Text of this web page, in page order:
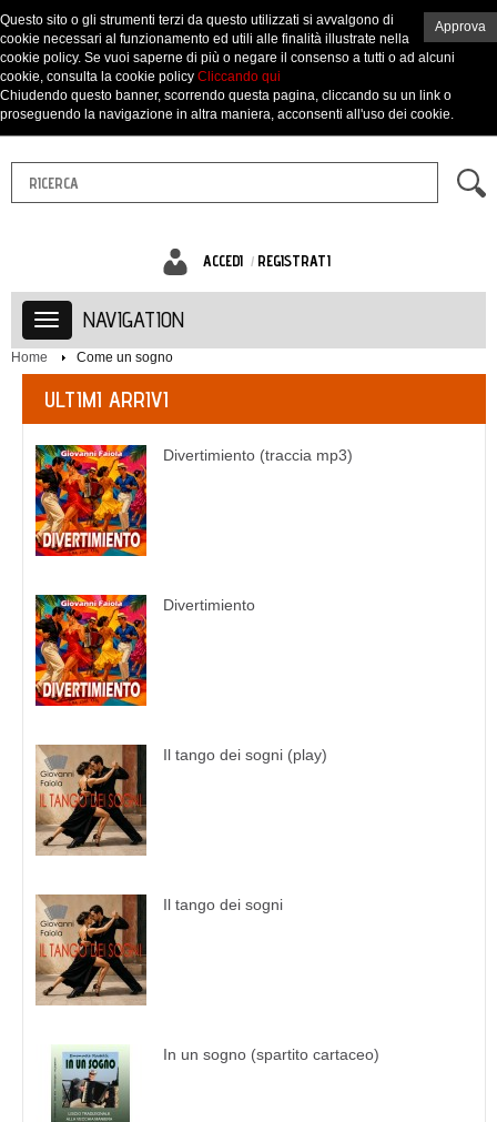
ACCEDI REGISTRATI
NAVIGATION
Home Come un sogno
ULTIMI ARRIVI
Divertimiento (traccia mp3)
Divertimiento
Il tango dei sogni (play)
Il tango dei sogni
In un sogno (spartito cartaceo)
Approva
Questo sito o gli strumenti terzi da questo utilizzati si avvalgono di
cookie necessari al funzionamento ed utili alle finalità illustrate nella
cookie policy. Se vuoi saperne di più o negare il consenso a tutti o ad alcuni
cookie, consulta la cookie policy Cliccando qui
Chiudendo questo banner, scorrendo questa pagina, cliccando su un link o
proseguendo la navigazione in altra maniera, acconsenti all'uso dei cookie.